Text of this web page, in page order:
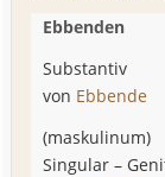
Ebbenden
Substantiv
von Ebbende
(maskulinum)
Singular –